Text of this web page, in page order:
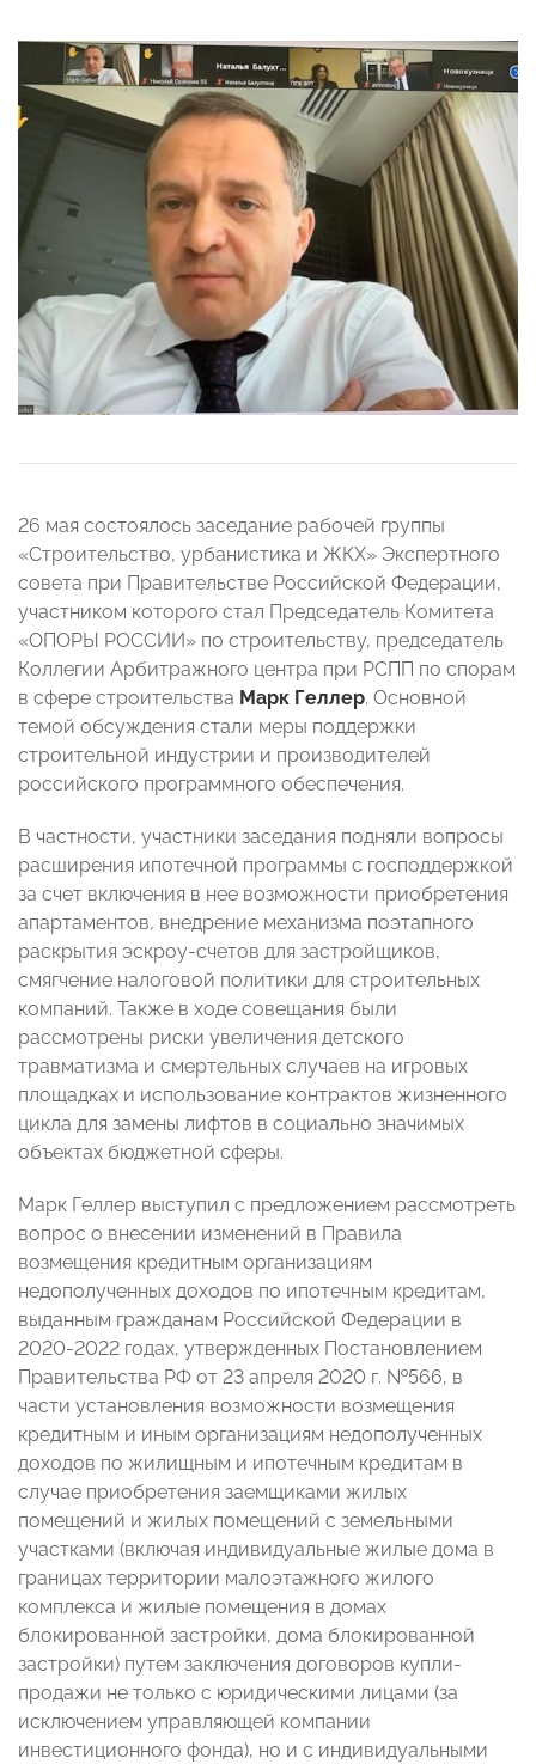
26 мая состоялось заседание рабочей группы
«Строительство, урбанистика и ЖКХ» Экспертного
совета при Правительстве Российской Федерации,
участником которого стал Председатель Комитета
«ОПОРЫ РОССИИ» по строительству, председатель
Коллегии Арбитражного центра при РСПП по спорам
в сфере строительства Марк Геллер. Основной
темой обсуждения стали меры поддержки
строительной индустрии и производителей
российского программного обеспечения.
В частности, участники заседания подняли вопросы
расширения ипотечной программы с господдержкой
за счет включения в нее возможности приобретения
апартаментов, внедрение механизма поэтапного
раскрытия эскроу-счетов для застройщиков,
смягчение налоговой политики для строительных
компаний. Также в ходе совещания были
рассмотрены риски увеличения детского
травматизма и смертельных случаев на игровых
площадках и использование контрактов жизненного
цикла для замены лифтов в социально значимых
объектах бюджетной сферы.
Марк Геллер выступил с предложением рассмотреть
вопрос о внесении изменений в Правила
возмещения кредитным организациям
недополученных доходов по ипотечным кредитам,
выданным гражданам Российской Федерации в
2020-2022 годах, утвержденных Постановлением
Правительства РФ от 23 апреля 2020 г. №566, в
части установления возможности возмещения
кредитным и иным организациям недополученных
доходов по жилищным и ипотечным кредитам в
случае приобретения заемщиками жилых
помещений и жилых помещений с земельными
участками (включая индивидуальные жилые дома в
границах территории малоэтажного жилого
комплекса и жилые помещения в домах
блокированной застройки, дома блокированной
застройки) путем заключения договоров купли-
продажи не только с юридическими лицами (за
исключением управляющей компании
инвестиционного фонда), но и с индивидуальными